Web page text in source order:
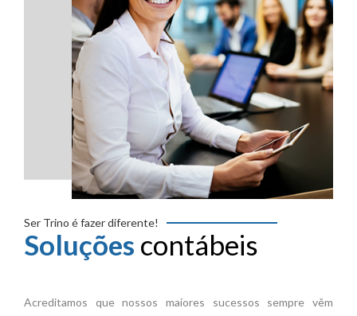
Ser Trino é fazer diferente!
Soluções contábeis
Acreditamos que nossos maiores sucessos sempre vêm